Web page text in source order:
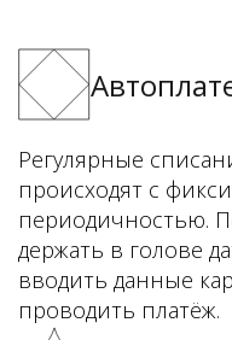
Регулярные
происходят с
периодичностью.
держать в голове
вводить данные
проводить платёж.